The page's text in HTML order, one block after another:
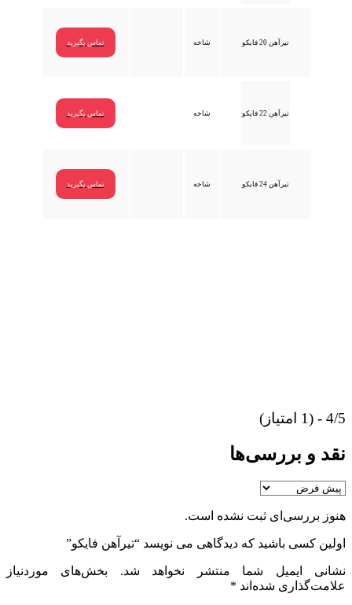
تیرآهن 20 فایکو شاخه تماس بگیرید
تیرآهن 22 فایکو شاخه تماس بگیرید
تیرآهن 24 فایکو شاخه تماس بگیرید
4/5 - (1 امتیاز)
نقد و بررسی‌ها
هنوز بررسی‌ای ثبت نشده است.
اولین کسی باشید که دیدگاهی می نویسد “تیرآهن فایکو”
نشانی ایمیل شما منتشر نخواهد شد.
بخش‌های موردنیاز
علامت‌گذاری شده‌اند *